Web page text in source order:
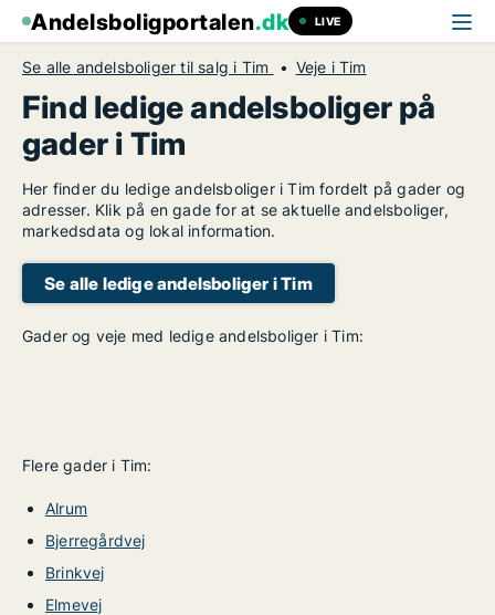
Andelsboligportalen.dk LIVE
Se alle andelsboliger til salg i Tim Veje i Tim
Find ledige andelsboliger på
gader i Tim
Her finder du ledige andelsboliger i Tim fordelt på gader og
adresser. Klik på en gade for at se aktuelle andelsboliger,
markedsdata og lokal information.
Se alle ledige andelsboliger i Tim
Gader og veje med ledige andelsboliger i Tim:
Flere gader i Tim:
Alrum
Bjerregårdvej
Brinkvej
Elmevej